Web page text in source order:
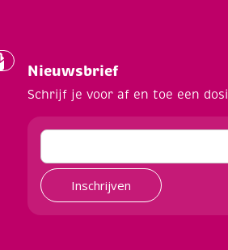
Nieuwsbrief
Schrijf je voor af en toe een
Inschrijven